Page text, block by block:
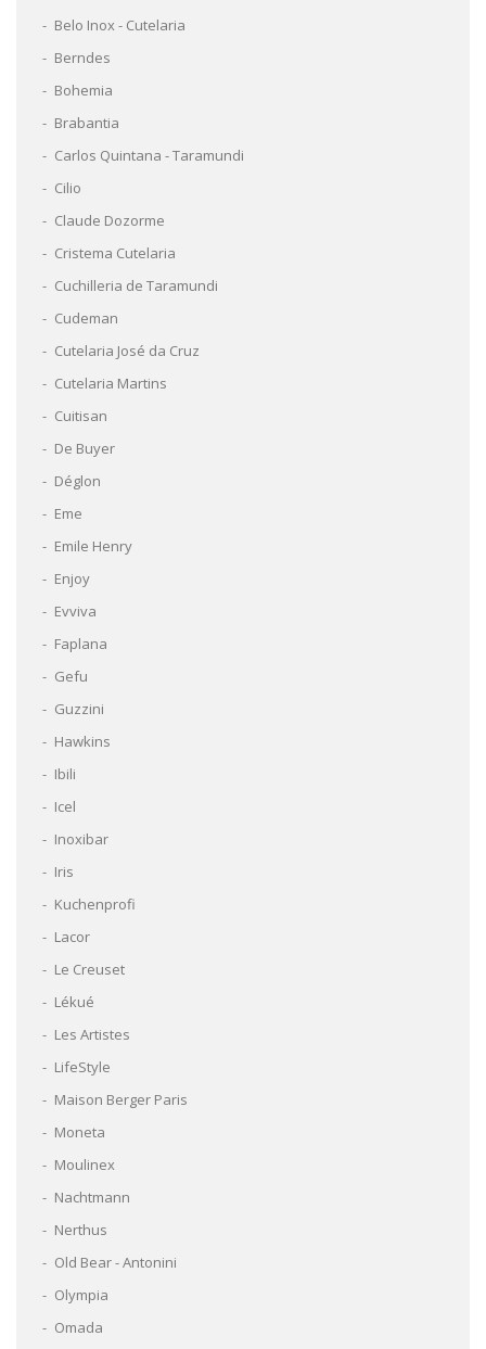
Belo Inox - Cutelaria
Berndes
Bohemia
Brabantia
Carlos Quintana - Taramundi
Cilio
Claude Dozorme
Cristema Cutelaria
Cuchilleria de Taramundi
Cudeman
Cutelaria José da Cruz
Cutelaria Martins
Cuitisan
De Buyer
Déglon
Eme
Emile Henry
Enjoy
Evviva
Faplana
Gefu
Guzzini
Hawkins
Ibili
Icel
Inoxibar
Iris
Kuchenprofi
Lacor
Le Creuset
Lékué
Les Artistes
LifeStyle
Maison Berger Paris
Moneta
Moulinex
Nachtmann
Nerthus
Old Bear - Antonini
Olympia
Omada